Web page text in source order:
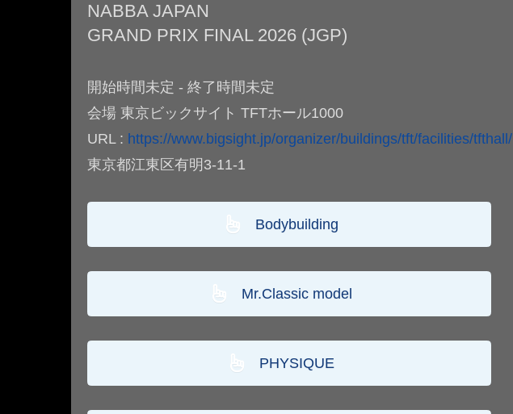
NABBA JAPAN
GRAND PRIX FINAL 2026 (JGP)
開始時間未定 - 終了時間未定
会場 東京ビックサイト TFTホール1000
URL : https://www.bigsight.jp/organizer/buildings/tft/facilities/tfthall/
東京都江東区有明3-11-1
Bodybuilding
Mr.Classic model
PHYSIQUE